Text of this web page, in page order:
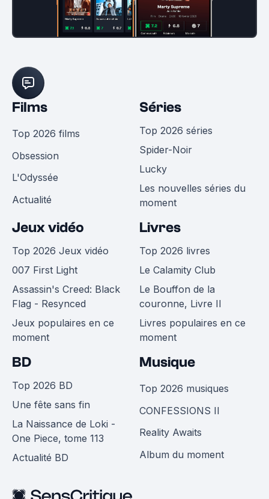
Films
Top 2026 films
Obsession
L'Odyssée
Actualité
Séries
Top 2026 séries
Spider-Noir
Lucky
Les nouvelles séries du
moment
Jeux vidéo
Top 2026 Jeux vidéo
007 First Light
Assassin's Creed: Black
Flag - Resynced
Jeux populaires en ce
moment
Livres
Top 2026 livres
Le Calamity Club
Le Bouffon de la
couronne, Livre II
Livres populaires en ce
moment
BD
Top 2026 BD
Une fête sans fin
La Naissance de Loki -
One Piece, tome 113
Actualité BD
Musique
Top 2026 musiques
CONFESSIONS II
Reality Awaits
Album du moment